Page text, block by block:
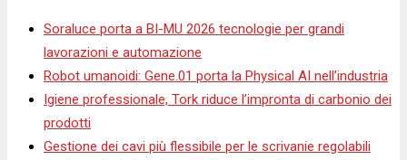
Soraluce porta a BI-MU 2026 tecnologie per grandi
lavorazioni e automazione
Robot umanoidi: Gene.01 porta la Physical AI nell’industria
Igiene professionale, Tork riduce l’impronta di carbonio dei
prodotti
Gestione dei cavi più flessibile per le scrivanie regolabili